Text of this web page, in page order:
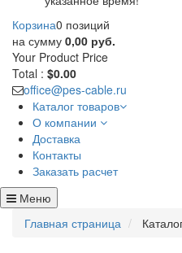
Корзина0 позиций
на сумму 0,00 руб.
Your Product Price
Total : $0.00
office@pes-cable.ru
Каталог товаров
О компании
Доставка
Контакты
Заказать расчет
Меню
Главная страница